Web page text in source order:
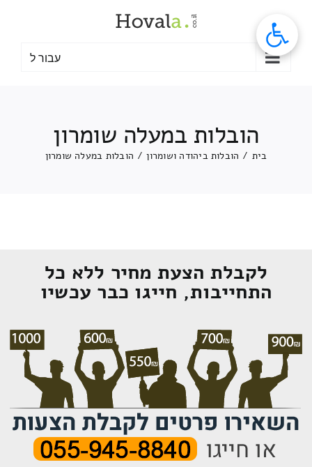
עבור ל
הובלות במעלה שומרון
בית / הובלות ביהודה ושומרון / הובלות במעלה שומרון
לקבלת הצעת מחיר ללא כל
התחייבות, חייגו כבר עכשיו